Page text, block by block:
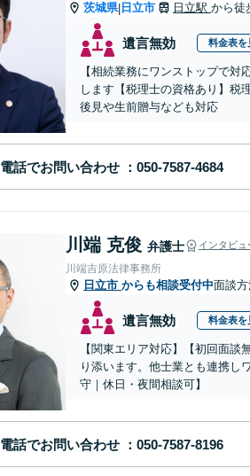
茨城県| 日立市 日立駅 から徒
遺言無効 料金表を
【相続業務にワンストップで
します【税理士の資格あり】税
後見や生前贈与なども対応
電話でお問い合わせ
川端 克俊 弁護士 インタビュ
川端吉原法律事務所
日立市 からも相談受付中面談
遺言無効 料金表を
【関東エリア対応】【初回面
り添います。他士業とも連携し
守｜休日・夜間相談可】
電話でお問い合わせ